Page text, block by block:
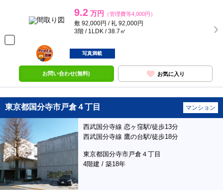
9.2 万円 （管理費等4,000円）
敷 92,000円 / 礼 92,000円
3階 / 1LDK / 38.7㎡
ポンタ
部屋
写真満載
お問い合わせ(無料) お気に入り
東京都国分寺市戸倉４丁目 マンション
西武国分寺線 恋ヶ窪駅/徒歩13分
西武国分寺線 鷹の台駅/徒歩18分
東京都国分寺市戸倉４丁目
4階建 / 築18年